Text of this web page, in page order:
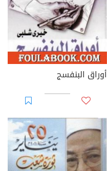
أوراق البنفسج